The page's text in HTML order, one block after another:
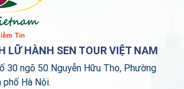
LỮ HÀNH SEN TOUR VIỆT NAM
30 ngõ 50 Nguyễn Hữu Thọ, Phường
Hà Nội.